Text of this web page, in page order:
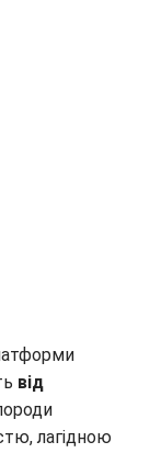
від
лагідною